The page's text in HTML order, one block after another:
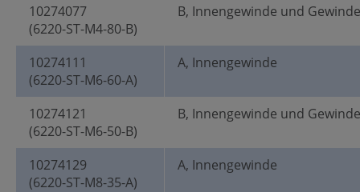
10274077
(6220-ST-M4-80-B)
B, Innengewinde und
10274111
(6220-ST-M6-60-A)
A, Innengewinde
10274121
(6220-ST-M6-50-B)
B, Innengewinde und
10274129
(6220-ST-M8-35-A)
A, Innengewinde